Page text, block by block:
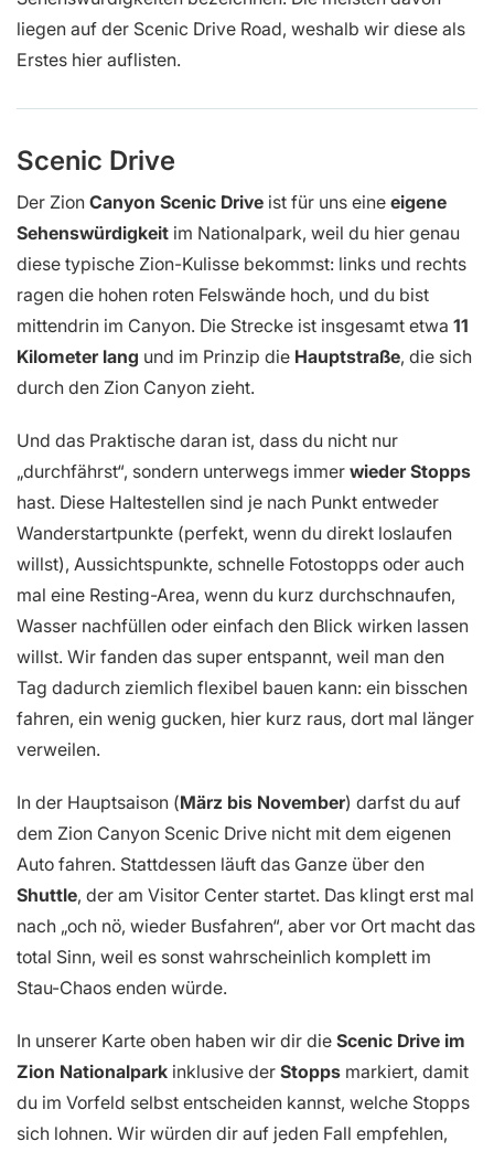
liegen auf der Scenic Drive Road, weshalb wir diese als
Erstes hier auflisten.
Scenic Drive
Der Zion Canyon Scenic Drive ist für uns eine eigene
Sehenswürdigkeit im Nationalpark, weil du hier genau
diese typische Zion-Kulisse bekommst: links und rechts
ragen die hohen roten Felswände hoch, und du bist
mittendrin im Canyon. Die Strecke ist insgesamt etwa 11
Kilometer lang und im Prinzip die Hauptstraße, die sich
durch den Zion Canyon zieht.
Und das Praktische daran ist, dass du nicht nur
„durchfährst“, sondern unterwegs immer wieder Stopps
hast. Diese Haltestellen sind je nach Punkt entweder
Wanderstartpunkte (perfekt, wenn du direkt loslaufen
willst), Aussichtspunkte, schnelle Fotostopps oder auch
mal eine Resting-Area, wenn du kurz durchschnaufen,
Wasser nachfüllen oder einfach den Blick wirken lassen
willst. Wir fanden das super entspannt, weil man den
Tag dadurch ziemlich flexibel bauen kann: ein bisschen
fahren, ein wenig gucken, hier kurz raus, dort mal länger
verweilen.
In der Hauptsaison (März bis November) darfst du auf
dem Zion Canyon Scenic Drive nicht mit dem eigenen
Auto fahren. Stattdessen läuft das Ganze über den
Shuttle, der am Visitor Center startet. Das klingt erst mal
nach „och nö, wieder Busfahren“, aber vor Ort macht das
total Sinn, weil es sonst wahrscheinlich komplett im
Stau-Chaos enden würde.
In unserer Karte oben haben wir dir die Scenic Drive im
Zion Nationalpark inklusive der Stopps markiert, damit
du im Vorfeld selbst entscheiden kannst, welche Stopps
sich lohnen. Wir würden dir auf jeden Fall empfehlen,